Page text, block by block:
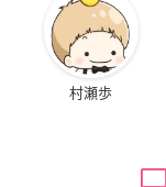
村瀬歩